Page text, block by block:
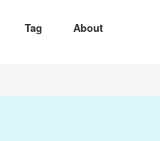
Tag About